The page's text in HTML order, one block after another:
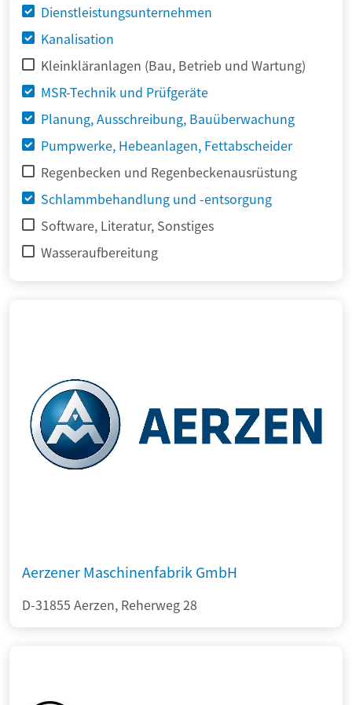
Dienstleistungsunternehmen
Kanalisation
Kleinkläranlagen (Bau, Betrieb und Wartung)
MSR-Technik und Prüfgeräte
Planung, Ausschreibung, Bauüberwachung
Pumpwerke, Hebeanlagen, Fettabscheider
Regenbecken und Regenbeckenausrüstung
Schlammbehandlung und -entsorgung
Software, Literatur, Sonstiges
Wasseraufbereitung
Aerzener Maschinenfabrik GmbH
D-31855 Aerzen, Reherweg 28